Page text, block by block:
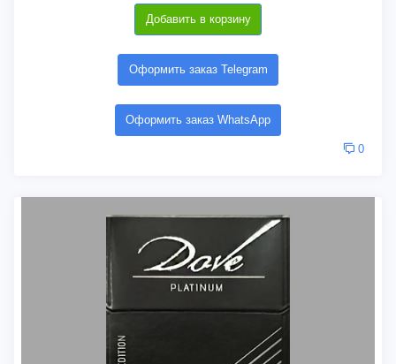
Добавить в корзину
Оформить заказ Telegram
Оформить заказ WhatsApp
0